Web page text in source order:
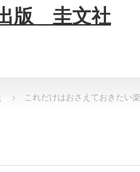
これだけはおさえておきたい